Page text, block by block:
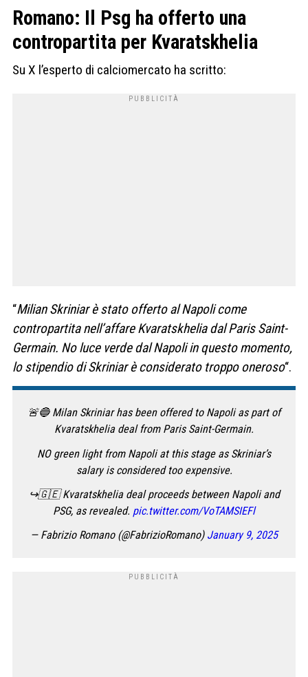
Romano: Il Psg ha offerto una
contropartita per Kvaratskhelia
Su X l’esperto di calciomercato ha scritto:
“Milian Skriniar è stato offerto al Napoli come
contropartita nell’affare Kvaratskhelia dal Paris Saint-
Germain. No luce verde dal Napoli in questo momento,
lo stipendio di Skriniar è considerato troppo oneroso“.
🚨🔵 Milan Skriniar has been offered to Napoli as part of
Kvaratskhelia deal from Paris Saint-Germain.
NO green light from Napoli at this stage as Skriniar’s
salary is considered too expensive.
↪️🇬🇪 Kvaratskhelia deal proceeds between Napoli and
PSG, as revealed. pic.twitter.com/VoTAMSIEFl
— Fabrizio Romano (@FabrizioRomano) January 9, 2025